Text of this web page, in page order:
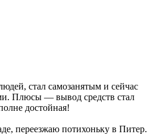
стал самозанятым и сейчас
Плюсы — вывод средств стал
достойная!
переезжаю потихоньку в Питер.